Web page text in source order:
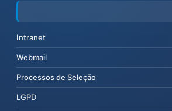
Intranet
Webmail
Processos de Seleção
LGPD